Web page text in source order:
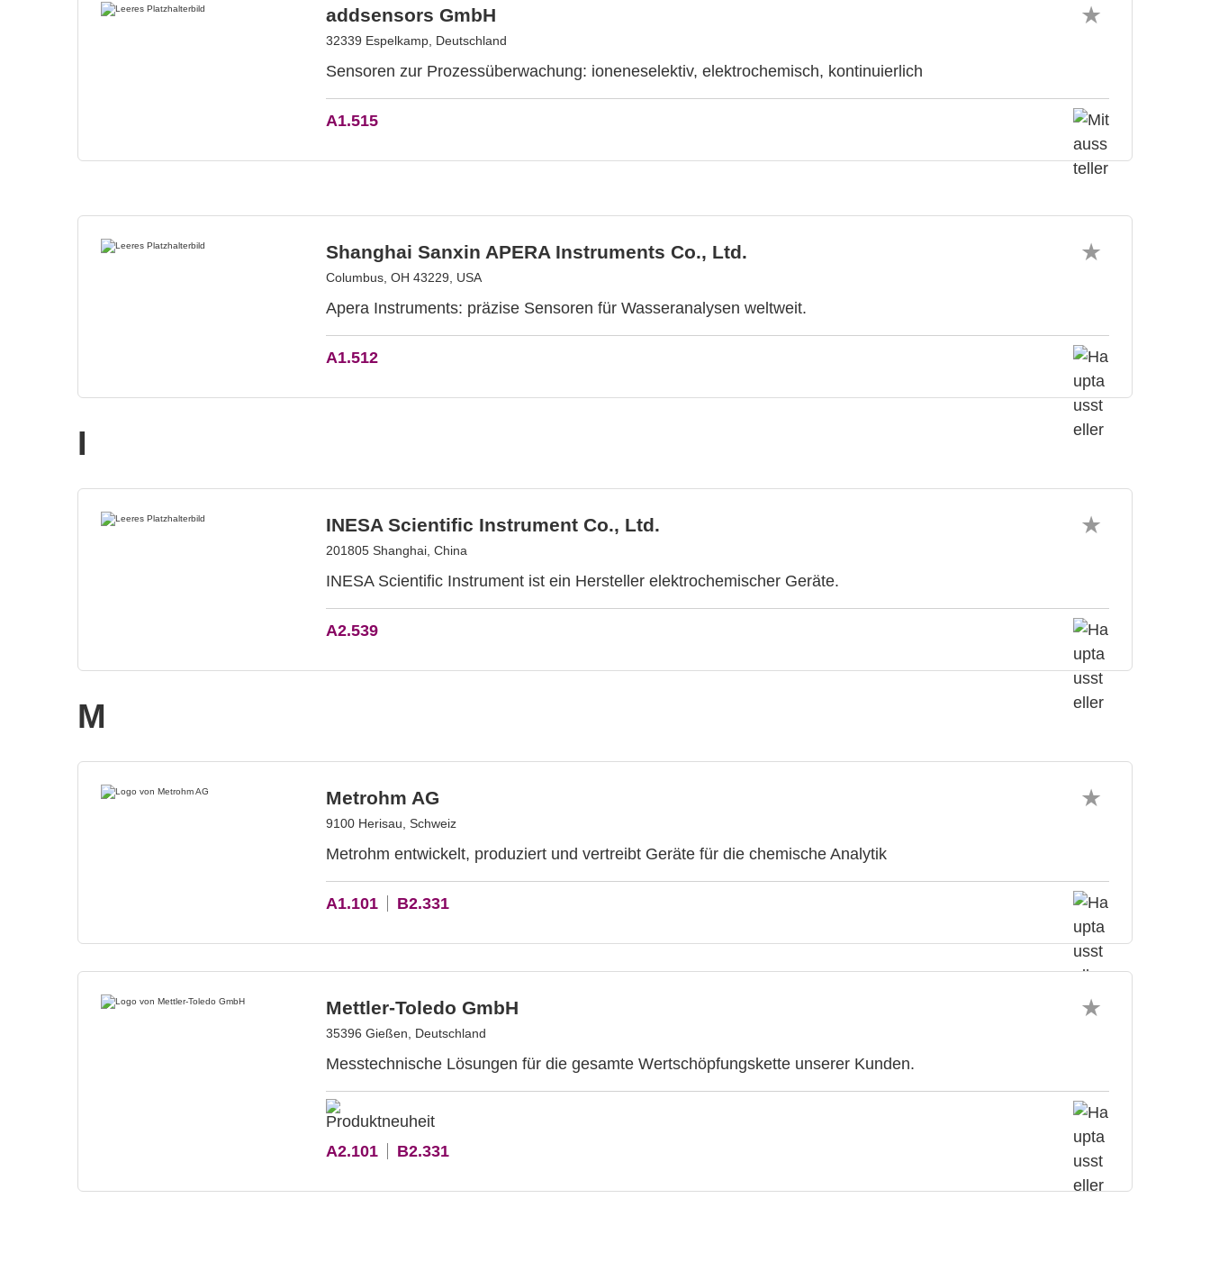
addsensors GmbH
32339 Espelkamp, Deutschland
Sensoren zur Prozessüberwachung: ioneneselektiv, elektrochemisch, kontinuierlich
A1.515
Shanghai Sanxin APERA Instruments Co., Ltd.
Columbus, OH 43229, USA
Apera Instruments: präzise Sensoren für Wasseranalysen weltweit.
A1.512
I
INESA Scientific Instrument Co., Ltd.
201805 Shanghai, China
INESA Scientific Instrument ist ein Hersteller elektrochemischer Geräte.
A2.539
M
Metrohm AG
9100 Herisau, Schweiz
Metrohm entwickelt, produziert und vertreibt Geräte für die chemische Analytik
A1.101 B2.331
Mettler-Toledo GmbH
35396 Gießen, Deutschland
Messtechnische Lösungen für die gesamte Wertschöpfungskette unserer Kunden.
A2.101 B2.331